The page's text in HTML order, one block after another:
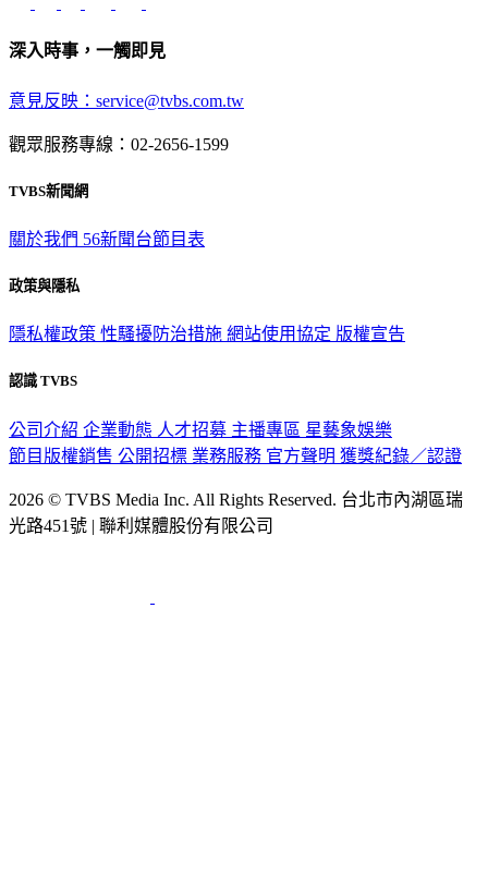
深入時事，一觸即見
意見反映：service@tvbs.com.tw
觀眾服務專線：02-2656-1599
TVBS新聞網
關於我們 56新聞台節目表
政策與隱私
隱私權政策 性騷擾防治措施 網站使用協定 版權宣告
認識 TVBS
公司介紹 企業動態 人才招募 主播專區 星藝象娛樂
節目版權銷售 公開招標 業務服務 官方聲明 獲獎紀錄／認證
2026 © TVBS Media Inc. All Rights Reserved. 台北市內湖區瑞
光路451號 | 聯利媒體股份有限公司